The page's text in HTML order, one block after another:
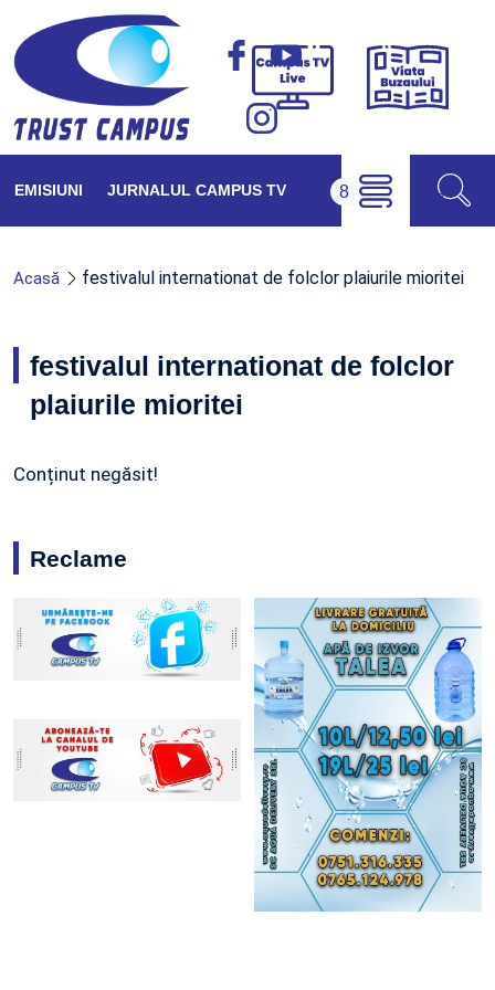
Campus
Viața
EMISIUNI JURNALUL CAMPUS TV
Acasă festivalul internationat de folclor plaiurile mioritei
festivalul internationat de folclor
plaiurile mioritei
Conținut negăsit!
Reclame